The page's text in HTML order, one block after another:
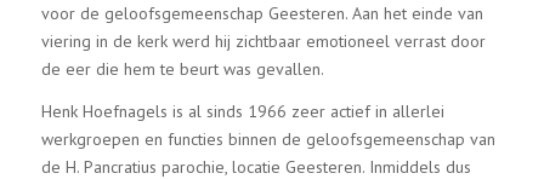
voor de geloofsgemeenschap Geesteren. Aan het einde van
viering in de kerk werd hij zichtbaar emotioneel verrast door
de eer die hem te beurt was gevallen.
Henk Hoefnagels is al sinds 1966 zeer actief in allerlei
werkgroepen en functies binnen de geloofsgemeenschap van
de H. Pancratius parochie, locatie Geesteren. Inmiddels dus